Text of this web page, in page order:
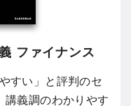
ファイナンス
すい」と評判のセ
講義調のわかりやす